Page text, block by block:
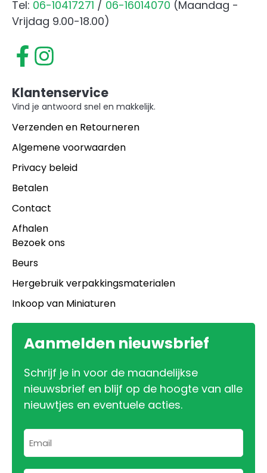
Tel: 06-10417271 / 06-16014070 (Maandag -
Vrijdag 9.00-18.00)
Klantenservice
Vind je antwoord snel en makkelijk.
Verzenden en Retourneren
Algemene voorwaarden
Privacy beleid
Betalen
Contact
Afhalen
Bezoek ons
Beurs
Hergebruik verpakkingsmaterialen
Inkoop van Miniaturen
Aanmelden nieuwsbrief
Schrijf je in voor de maandelijkse
nieuwsbrief en blijf op de hoogte van alle
nieuwtjes en eventuele acties.